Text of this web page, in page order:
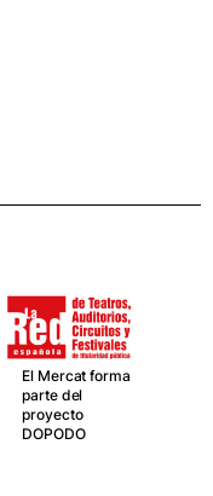
El Mercat forma
parte del
proyecto
DOPODO